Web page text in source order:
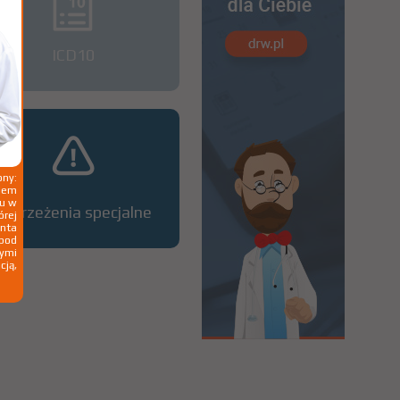
specjalne
w